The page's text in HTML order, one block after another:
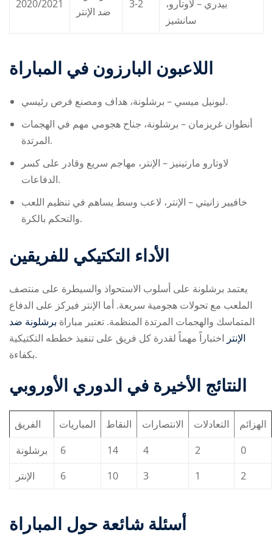
2020/2021
ضد الإنتر
3-2
بيدري – لاوتارو،
سانشيز
اللاعبون البارزون في المباراة
ليونيل ميسي – برشلونة، هداف ومصنع فرص رئيسي.
أنطوان غريزمان – برشلونة، جناح هجومي مهم في الهجمات
المرتدة.
لاوتارو مارتينيز – الإنتر، مهاجم سريع وقادر على كسر
الدفاعات.
خافيير زانيتي – الإنتر، لاعب وسط يساهم في تنظيم اللعب
والتحكم بالكرة.
الأداء التكتيكي للفريقين
يعتمد برشلونة على أسلوب الاستحواذ والسيطرة على منتصف
الملعب مع تحولات هجومية سريعة. أما الإنتر فيركز على الدفاع
المتماسك والهجمات المرتدة المنظمة. تعتبر مباراة برشلونة ضد
الإنتر اختباراً مهماً لقدرة كل فريق على تنفيذ خططه التكتيكية
بكفاءة.
النتائج الأخيرة في الدوري الأوروبي
الفريق المباريات النقاط الانتصارات التعادلات
الهزائم
برشلونة
6 14 4 2
0
الإنتر
6 10 3 1 2
أسئلة شائعة حول المباراة